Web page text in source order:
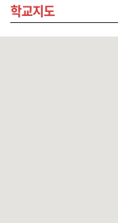
학교지도